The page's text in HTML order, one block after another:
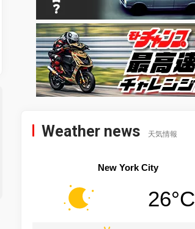
Weather news 天気情報
New York City
26°C